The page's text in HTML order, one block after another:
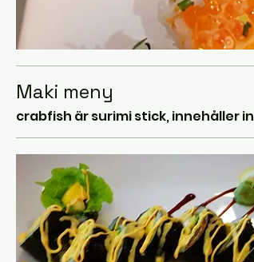
Maki meny
crabfish är surimi stick, innehåller